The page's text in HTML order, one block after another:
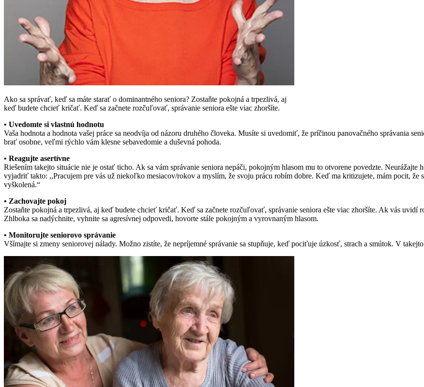
Ako sa správať, keď sa máte starať o dominantného seniora? Zostaňte pokojná a trpezlivá, aj
keď budete chcieť kričať. Keď sa začnete rozčuľovať, správanie seniora ešte viac zhoršíte.
• Uvedomte si vlastnú hodnotu
Vaša hodnota a hodnota vašej práce sa neodvíja od názoru druhého človeka. Musíte si uvedomiť, že príčinou panovačného správania
brať osobne, veľmi rýchlo vám klesne sebavedomie a duševná pohoda.
• Reagujte asertívne
Riešením takejto situácie nie je ostať ticho. Ak sa vám správanie seniora nepáči, pokojným hlasom mu to otvorene povedzte.
vyjadriť takto: ,,Pracujem pre vás už niekoľko mesiacov/rokov a myslím, že svoju prácu robím dobre. Keď ma kritizujete, mám pocit, že
vyškolená.“
• Zachovajte pokoj
Zostaňte pokojná a trpezlivá, aj keď budete chcieť kričať. Keď sa začnete rozčuľovať, správanie seniora ešte viac zhoršíte. Ak vás uvidí
Zhlboka sa nadýchnite, vyhnite sa agresívnej odpovedi, hovorte stále pokojným a vyrovnaným hlasom.
• Monitorujte seniorovo správanie
Všímajte si zmeny seniorovej nálady. Možno zistíte, že nepríjemné správanie sa stupňuje, keď pociťuje úzkosť, strach a smútok. V